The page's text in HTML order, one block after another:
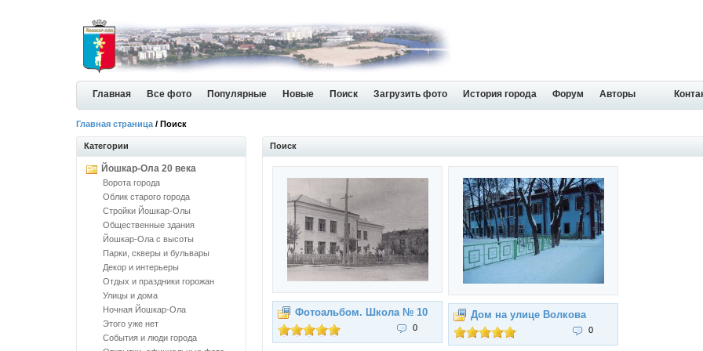
Главная Все фото Популярные Новые Поиск Загрузить фото История города Форум Авторы
Главная страница / Поиск
Категории
Йошкар-Ола 20 века
Ворота города
Облик старого города
Стройки Йошкар-Олы
Общественные здания
Йошкар-Ола с высоты
Парки, скверы и бульвары
Декор и интерьеры
Отдых и праздники горожан
Улицы и дома
Ночная Йошкар-Ола
Этого уже нет
События и люди города
Поиск
Фотоальбом. Школа № 10
0
Дом на улице Волкова
0